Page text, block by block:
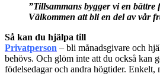
”Tillsammans bygger vi en
Välkommen att bli en del av vår
Så kan du hjälpa till
Privatperson – bli månadsgivare och
behövs. Och glöm inte att du också kan
födelsedagar och andra högtider. Enkelt,